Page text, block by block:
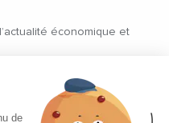
économique et